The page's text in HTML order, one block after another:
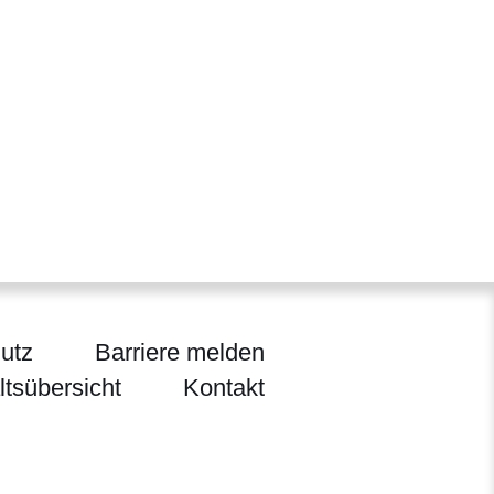
Barriere melden
Kontakt